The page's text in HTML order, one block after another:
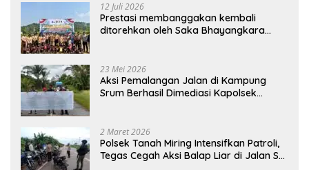
12 Juli 2026
Prestasi membanggakan kembali
ditorehkan oleh Saka Bhayangkara
23 Mei 2026
Aksi Pemalangan Jalan di Kampung
Srum Berhasil Dimediasi Kapolsek
2 Maret 2026
Polsek Tanah Miring Intensifkan Patroli,
Tegas Cegah Aksi Balap Liar di Jalan SP